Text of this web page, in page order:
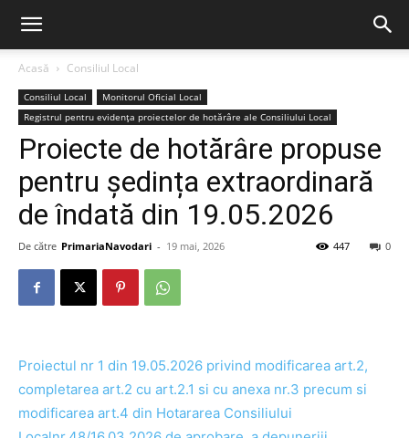
Acasă Consiliul Local
Consiliul Local
Monitorul Oficial Local
Registrul pentru evidența proiectelor de hotărâre ale Consiliului Local
Proiecte de hotărâre propuse
pentru ședința extraordinară
de îndată din 19.05.2026
De către PrimariaNavodari - 19 mai, 2026 0
447
Proiectul nr 1 din 19.05.2026 privind modificarea art.2,
completarea art.2 cu art.2.1 si cu anexa nr.3 precum si
modificarea art.4 din Hotararea Consiliului